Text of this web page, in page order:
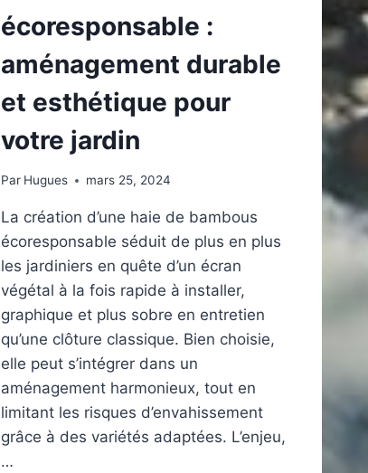
écoresponsable :
aménagement durable
et esthétique pour
votre jardin
Par Hugues mars 25, 2024
La création d’une haie de bambous
écoresponsable séduit de plus en plus
les jardiniers en quête d’un écran
végétal à la fois rapide à installer,
graphique et plus sobre en entretien
qu’une clôture classique. Bien choisie,
elle peut s’intégrer dans un
aménagement harmonieux, tout en
limitant les risques d’envahissement
grâce à des variétés adaptées. L’enjeu,
…